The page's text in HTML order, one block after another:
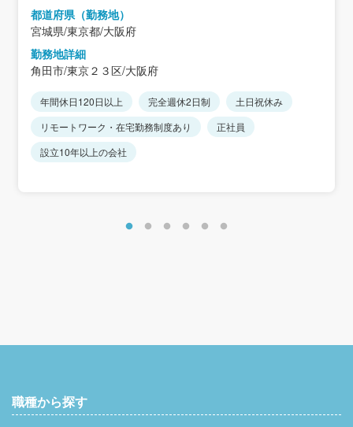
都道府県（勤務地）
宮城県/東京都/大阪府
勤務地詳細
角田市/東京２３区/大阪府
年間休日120日以上 完全週休2日制
土日祝休み
リモートワーク・在宅勤務制度あり
正社員
設立10年以上の会社
職種から探す